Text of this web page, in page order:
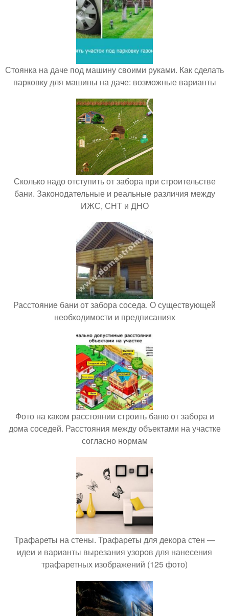
Стоянка на даче под машину своими руками. Как сделать
парковку для машины на даче: возможные варианты
Сколько надо отступить от забора при строительстве
бани. Законодательные и реальные различия между
ИЖС, СНТ и ДНО
Расстояние бани от забора соседа. О существующей
необходимости и предписаниях
Фото на каком расстоянии строить баню от забора и
дома соседей. Расстояния между объектами на участке
согласно нормам
Трафареты на стены. Трафареты для декора стен —
идеи и варианты вырезания узоров для нанесения
трафаретных изображений (125 фото)